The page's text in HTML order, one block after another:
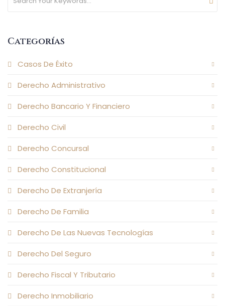
Categorías
Casos De Éxito
Derecho Administrativo
Derecho Bancario Y Financiero
Derecho Civil
Derecho Concursal
Derecho Constitucional
Derecho De Extranjería
Derecho De Familia
Derecho De Las Nuevas Tecnologías
Derecho Del Seguro
Derecho Fiscal Y Tributario
Derecho Inmobiliario